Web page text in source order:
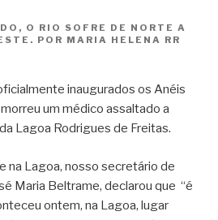
O RIO SOFRE DE NORTE A
POR MARIA HELENA RR
inaugurados os Anéis
um médico assaltado a
Lagoa Rodrigues de Freitas.
na Lagoa, nosso secretário de
Maria Beltrame, declarou que “é
ontem, na Lagoa, lugar